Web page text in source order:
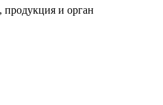
продукция и орган